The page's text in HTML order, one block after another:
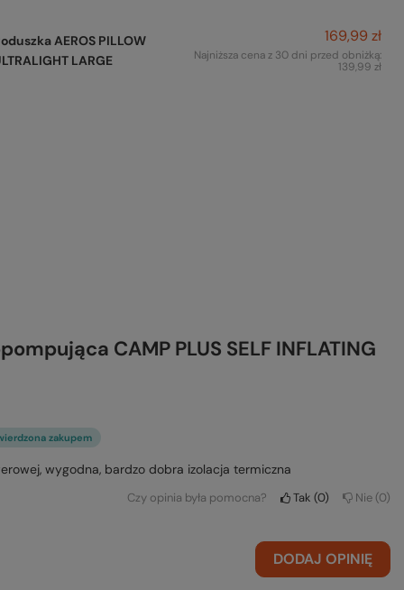
AEROS PILLOW
LARGE
169,99 zł
Najniższa cena z 30 dni przed obniżką:
139,99 zł
CAMP PLUS SELF INFLATING
zakupem
wygodna, bardzo dobra izolacja termiczna
Czy opinia była pomocna? Tak 0 Nie 0
DODAJ OPINIĘ